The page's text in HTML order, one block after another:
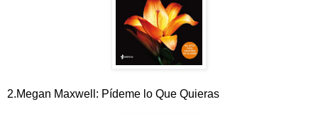
2.Megan Maxwell: Pídeme lo Que Quieras